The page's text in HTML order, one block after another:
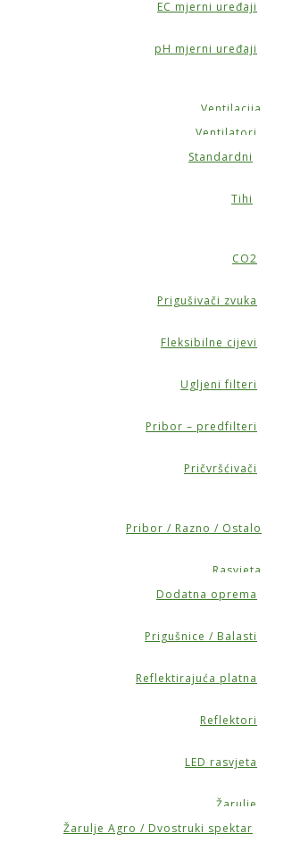
EC mjerni uređaji
pH mjerni uređaji
Ventilacija
Ventilatori
Standardni
Tihi
CO2
Prigušivači zvuka
Fleksibilne cijevi
Ugljeni filteri
Pribor – predfilteri
Pričvršćivači
Pribor / Razno / Ostalo
Rasvjeta
Dodatna oprema
Prigušnice / Balasti
Reflektirajuća platna
Reflektori
LED rasvjeta
Žarulje
Žarulje Agro / Dvostruki spektar